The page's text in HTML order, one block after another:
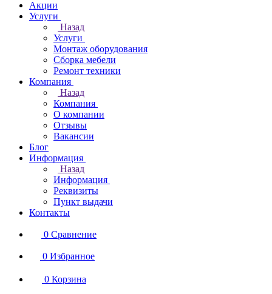
Акции
Услуги
Назад
Услуги
Монтаж оборудования
Сборка мебели
Ремонт техники
Компания
Назад
Компания
О компании
Отзывы
Вакансии
Блог
Информация
Назад
Информация
Реквизиты
Пункт выдачи
Контакты
0 Сравнение
0 Избранное
0 Корзина